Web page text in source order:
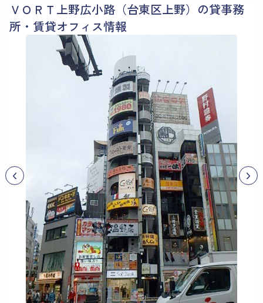
ＶＯＲＴ上野広小路（台東区上野）の貸事務
所・賃貸オフィス情報